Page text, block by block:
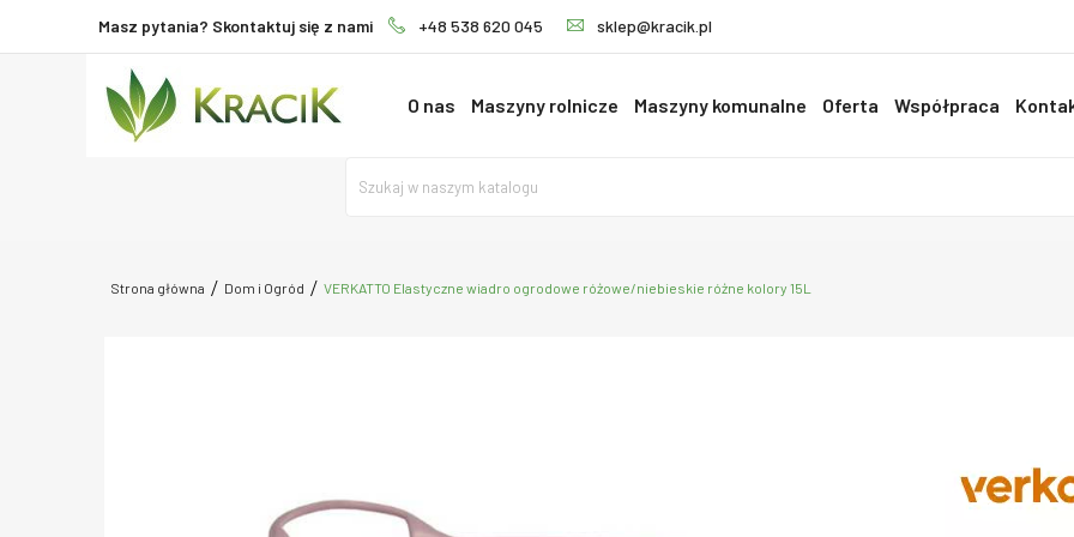
Masz pytania? Skontaktuj się z nami +48 538 620 045 sklep@kracik.pl
O nas Maszyny rolnicze Maszyny komunalne Oferta Współpraca
Strona główna Dom i Ogród VERKATTO Elastyczne wiadro ogrodowe różowe/niebieskie różne kolory 15L